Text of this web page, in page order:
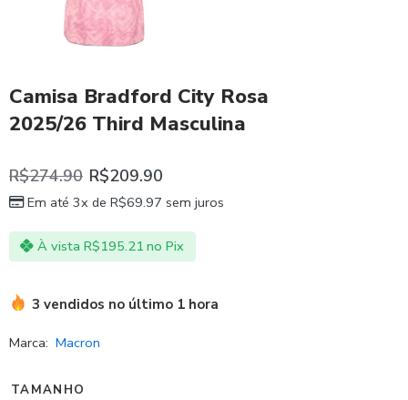
Camisa Bradford City Rosa
2025/26 Third Masculina
R$274.90 R$209.90
Em até 3x de R$69.97 sem juros
À vista R$195.21 no Pix
3 vendidos no último 1 hora
Marca: Macron
TAMANHO